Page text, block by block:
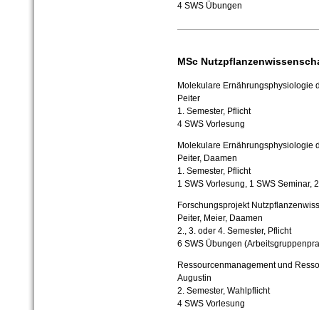
4 SWS Übungen
MSc
Molekulare Ernährungsphysiologie
Peiter
1. Semester, Pflicht
4 SWS Vorlesung
Molekulare Ernährungsphysiologie
Peiter, Daamen
1. Semester, Pflicht
1 SWS Vorlesung, 1 SWS Seminar,
Forschungsprojekt
Peiter, Meier, Daamen
2., 3. oder 4. Semester, Pflicht
6 SWS Übungen
Ressourcenmanagement und
Augustin
2. Semester, Wahlpflicht
4 SWS Vorlesung